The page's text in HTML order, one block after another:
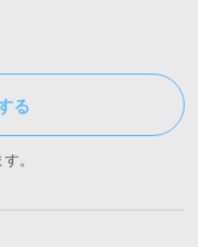
る
。